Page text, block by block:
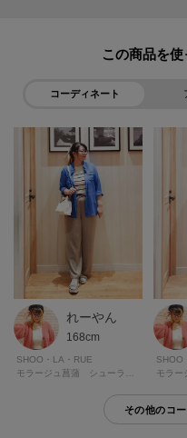
・個人的にかなりヒットで、名品
仕事の際に着るトップスとして購
です。
生地は程よい厚みがあります。
かと言って、ダボっとしている
二の腕が隠れるのも推しポイント
裾のリブのお陰で腰回りのシル
グレーのボーダーを購入したの
が可愛いです。
値段を考えると高見えしていると
(身長:160㎝ 体型:普通 ライトグ
とのお声を頂戴しております。
さらっとしたレーヨン混の素材を
この商品を使
コーディネート
れーやん
168cm
SHOO・LA・RUE
SHOO
その他のコ